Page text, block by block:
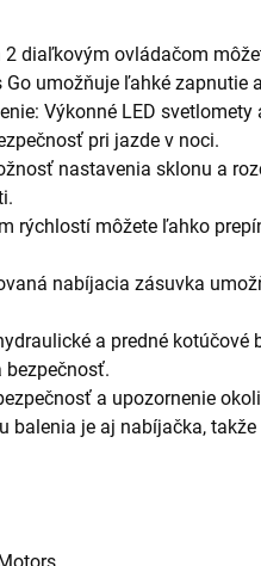
2 diaľkovým ovládačom
Go umožňuje ľahké zapnutie
Výkonné LED
pri jazde v noci.
nastavenia sklonu a
rýchlostí môžete ľahko
nabíjacia zásuvka
a predné kotúčové
bezpečnosť.
a upozornenie
balenia je aj nabíjačka,